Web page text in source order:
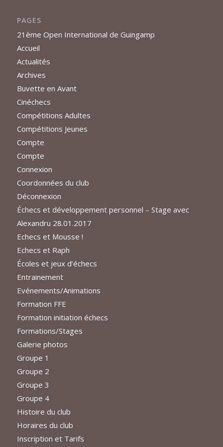
PAGES
21ème Open International de Guingamp
Accueil
Actualités
Archives
Buvette en Avant
Cinéchecs
Compétitions Adultes
Compétitions Jeunes
Compte
Compte
Connexion
Coordonnées du club
Déconnexion
Échecs et développement personnel – Stage avec
Alexandru 28.01.2017
Echecs et Mousse !
Echecs et Raph
Écoles et jeux d’échecs
Entrainement
Evénements/Animations
Formation FFE
Formation initiation échecs
Formations/Stages
Galerie photos
Groupe 1
Groupe 2
Groupe 3
Groupe 4
Histoire du club
Horaires du club
Inscription et Tarifs